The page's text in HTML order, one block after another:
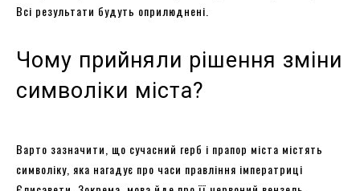
Всі результати будуть оприлюднені.
Чому прийняли рішення зміни
символіки міста?
Варто зазначити, що сучасний герб і прапор міста містять
символіку, яка нагадує про часи правління імператриці